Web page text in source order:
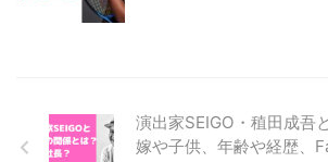
演出家SEIGO・稙田成吾
嫁や子供、年齢や経歴、